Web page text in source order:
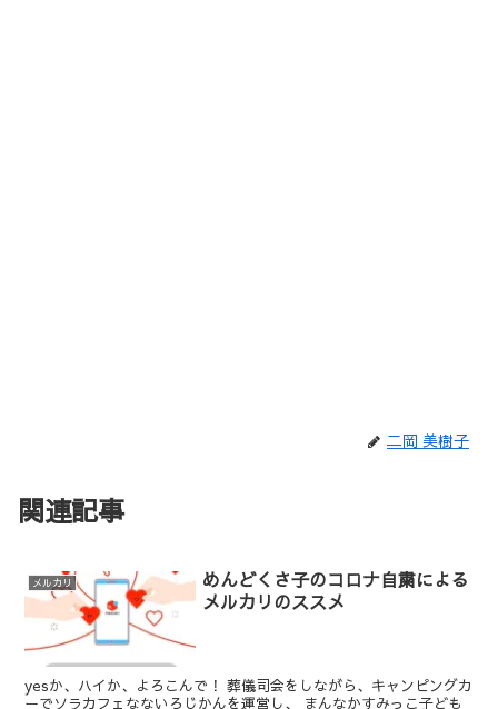
二岡 美樹子
関連記事
メルカリ
めんどくさ子のコロナ自粛による
メルカリのススメ
yesか、ハイか、よろこんで！ 葬儀司会をしながら、キャンピングカ
ーでソラカフェなないろじかんを運営し、 まんなかすみっこ子ども